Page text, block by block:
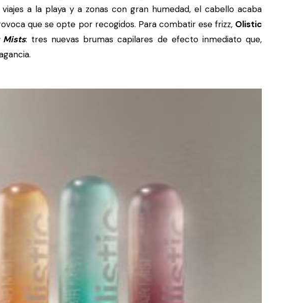
a la playa y a zonas con gran humedad, el cabello acaba
que se opte por recogidos. Para combatir ese frizz, Olistic
Mists: tres nuevas brumas capilares de efecto inmediato que,